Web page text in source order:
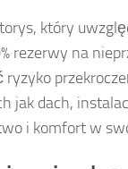
który
rezerwy na
jak dach,
i komfort w